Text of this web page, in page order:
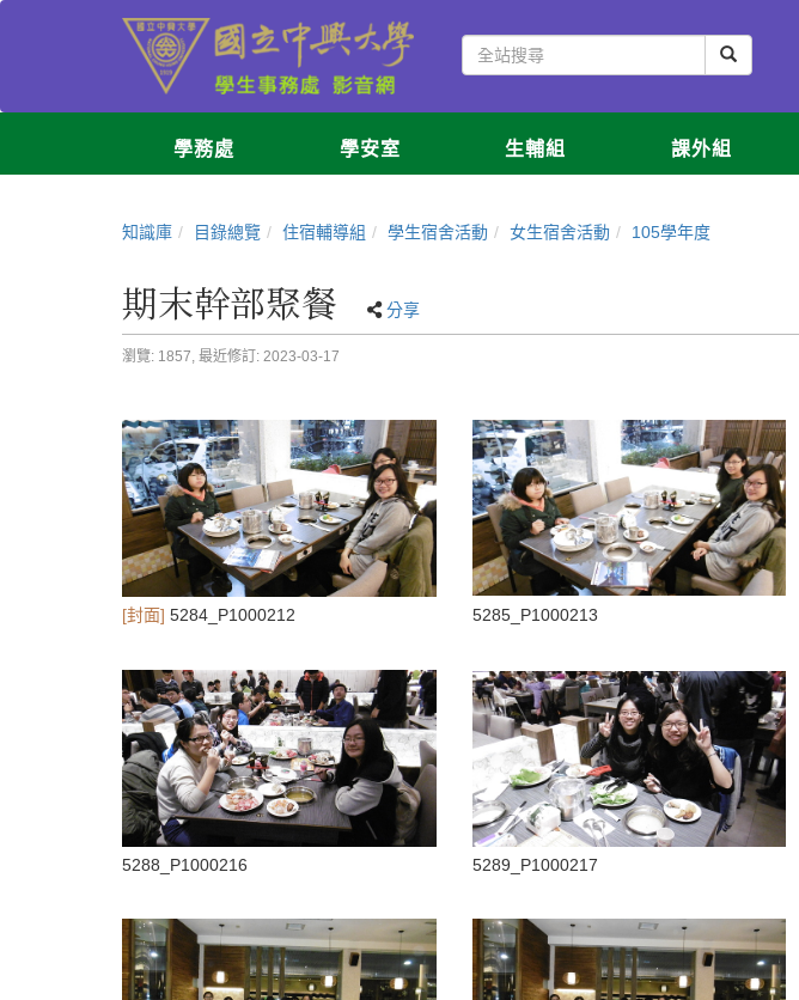
學務處 學安室 生輔組 課外組
知識庫 目錄總覽 住宿輔導組 學生宿舍活動 女生宿舍活動 105學年度
期末幹部聚餐 分享
瀏覽: 1857, 最近修訂: 2023-03-17
[封面] 5284_P1000212 5285_P1000213
5288_P1000216 5289_P1000217